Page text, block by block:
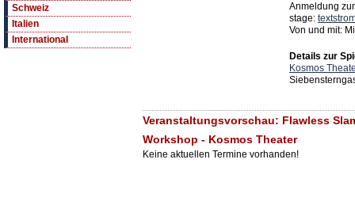
Schweiz
Italien
International
Anmeldung
stage:
Von und mit:
Details zur
Kosmos
Veranstaltungsvorschau: Flawless
Workshop - Kosmos Theater
Keine aktuellen Termine vorhanden!